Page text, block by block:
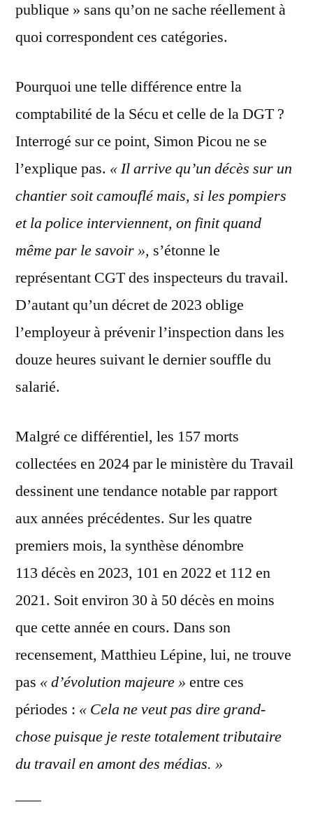
publique » sans qu’on ne sache réellement à
quoi correspondent ces catégories.
Pourquoi une telle différence entre la
comptabilité de la Sécu et celle de la DGT ?
Interrogé sur ce point, Simon Picou ne se
l’explique pas. « Il arrive qu’un décès sur un
chantier soit camouflé mais, si les pompiers
et la police interviennent, on finit quand
même par le savoir », s’étonne le
représentant CGT des inspecteurs du travail.
D’autant qu’un décret de 2023 oblige
l’employeur à prévenir l’inspection dans les
douze heures suivant le dernier souffle du
salarié.
Malgré ce différentiel, les 157 morts
collectées en 2024 par le ministère du Travail
dessinent une tendance notable par rapport
aux années précédentes. Sur les quatre
premiers mois, la synthèse dénombre
113 décès en 2023, 101 en 2022 et 112 en
2021. Soit environ 30 à 50 décès en moins
que cette année en cours. Dans son
recensement, Matthieu Lépine, lui, ne trouve
pas « d’évolution majeure » entre ces
périodes : « Cela ne veut pas dire grand-
chose puisque je reste totalement tributaire
du travail en amont des médias. »